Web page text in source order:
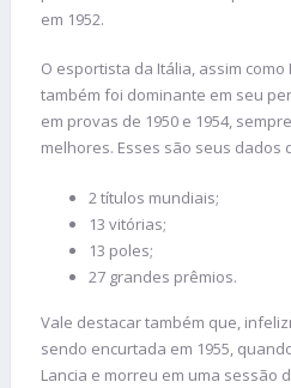
em 1952.
O esportista da Itália, assim
também foi dominante em seu
em provas de 1950 e 1954,
melhores. Esses são seus dados
2 títulos mundiais;
13 vitórias;
13 poles;
27 grandes prêmios.
Vale destacar também que,
sendo encurtada em 1955,
Lancia e morreu em uma sessão